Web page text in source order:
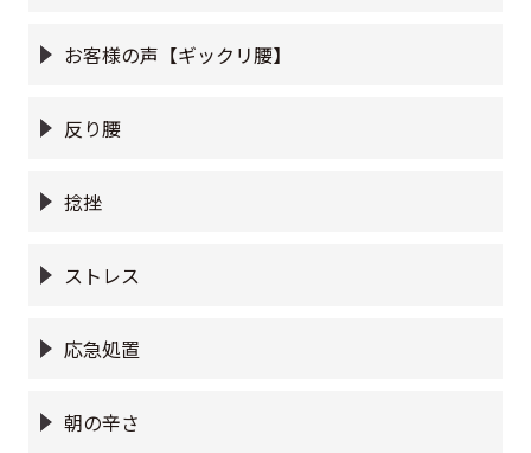
お客様の声【ギックリ腰】
反り腰
捻挫
ストレス
応急処置
朝の辛さ